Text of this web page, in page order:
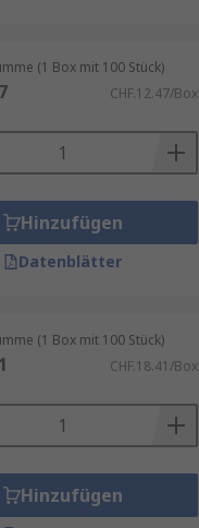
Kraftverteilung.
(1 Box mit 100 Stück)
CHF.12.47/Box
Hinzufügen
Datenblätter
(1 Box mit 100 Stück)
CHF.18.41/Box
Hinzufügen